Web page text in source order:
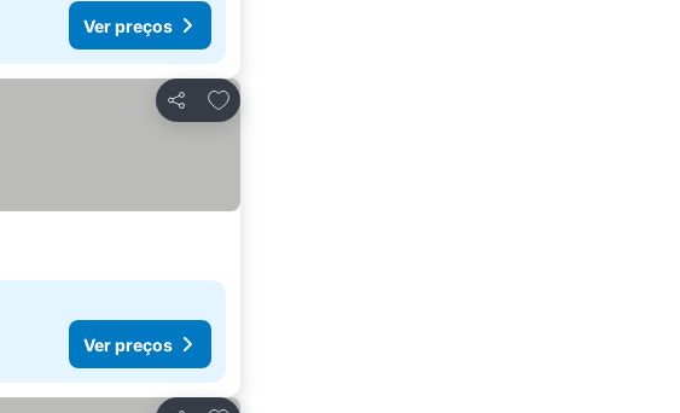
Ver preços
Partilhar
Adicionar aos favoritos
Ver preços